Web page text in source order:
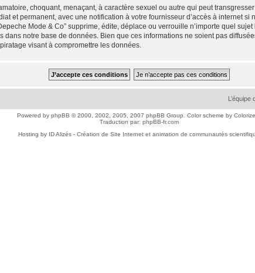
choquant, menaçant, à caractère sexuel ou autre qui peut
et permanent, avec une notification à votre fournisseur d’accès à internet
Mode & Co” supprime, édite, déplace ou verrouille n’importe quel
notre base de données. Bien que ces informations ne soient pas
visant à compromettre les données.
L’équipe
Powered by phpBB © 2000, 2002, 2005, 2007 phpBB Group. Color scheme by
Traduction par: phpBB-fr.com
Hosting by ID Alizés - Création de Site Internet et animation de communautés